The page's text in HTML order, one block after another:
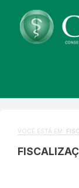
VOCÊ ESTÁ EM: